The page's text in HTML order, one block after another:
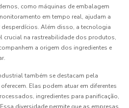
como máquinas de embalagem
em tempo real, ajudam a
Além disso, a tecnologia
crucial na rastreabilidade dos produtos,
a origem dos ingredientes e
também se destacam pela
oferecem. Elas podem atuar em diferentes
ingredientes para panificação,